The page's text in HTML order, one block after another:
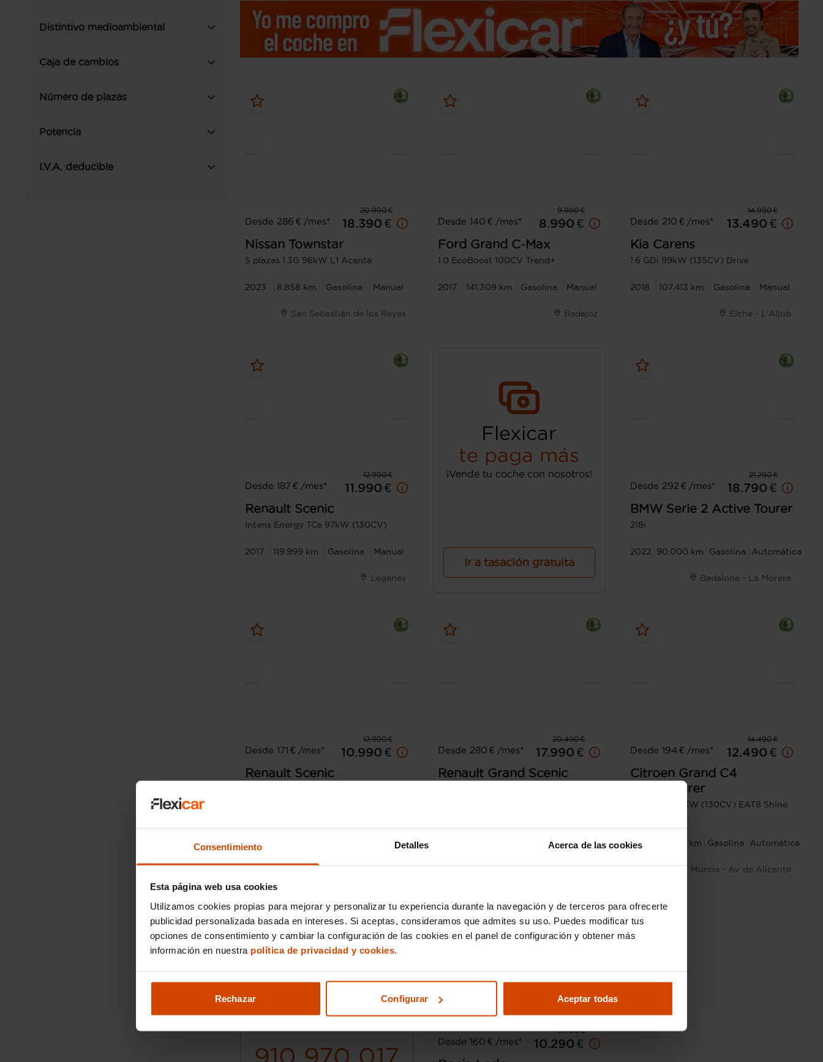
Consentimiento Detalles Acerca de las cookies
Esta página web usa cookies
Utilizamos cookies propias para mejorar y personalizar tu experiencia durante la navegación y de terceros para ofrecerte
publicidad personalizada basada en intereses. Si aceptas, consideramos que admites su uso. Puedes modificar tus
opciones de consentimiento y cambiar la configuración de las cookies en el panel de configuración y obtener más
información en nuestra política de privacidad y cookies.
Rechazar Configurar Aceptar todas
Distintivo medioambiental
Caja de cambios
Número de plazas
Potencia
I.V.A. deducible
20.990 €
Desde 286 € /mes*
18.390 €
Nissan Townstar
5 plazas 1.3G 96kW L1 Acenta
2023 8.858 km Gasolina Manual
San Sebastián de los Reyes
9.990 €
Desde 140 € /mes*
8.990 €
Ford Grand C-Max
1.0 EcoBoost 100CV Trend+
2017 141.309 km Gasolina Manual
Badajoz
14.990 €
Desde 210 € /mes*
13.490 €
Kia Carens
1.6 GDi 99kW (135CV) Drive
2018 107.413 km Gasolina Manual
Elche - L'Aljub
12.990 €
Desde 187 € /mes*
11.990 €
Renault Scenic
Intens Energy TCe 97kW (130CV)
2017 119.999 km Gasolina Manual
Leganés
Flexicar
te paga más
¡Vende tu coche con nosotros!
Ir a tasación gratuita
21.290 €
Desde 292 € /mes*
18.790 €
BMW Serie 2 Active Tourer
218i
2022 90.000 km Gasolina Automática
Badalona - La Morera
12.990 €
Desde 171 € /mes*
10.990 €
Renault Scenic
20.490 €
Desde 280 € /mes*
17.990 €
Renault Grand Scenic
14.490 €
Desde 194 € /mes*
12.490 €
Citroen Grand C4
Spacetourer
PureTech 96KW (130CV) EAT8 Shine
2020 107.612 km Gasolina Automática
Murcia - Av. de Alicante
¿Hablamos?
910 970 017
11.790 €
Desde 160 € /mes*
10.290 €